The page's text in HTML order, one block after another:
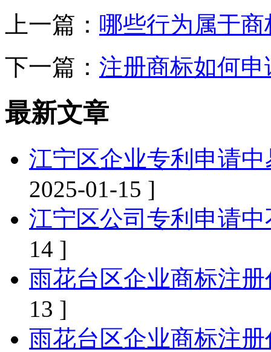
上一篇： 哪些行为属于商
下一篇： 注册商标如何申
最新文章
江宁区企业专利申请
2025-01-15 ]
江宁区公司专利申请
14 ]
雨花台区企业商标注
13 ]
雨花台区企业商标注